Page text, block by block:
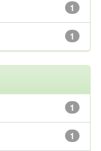
1
1
1
1